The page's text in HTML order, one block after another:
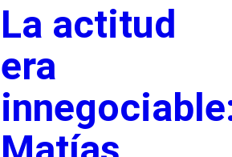
La actitud
era